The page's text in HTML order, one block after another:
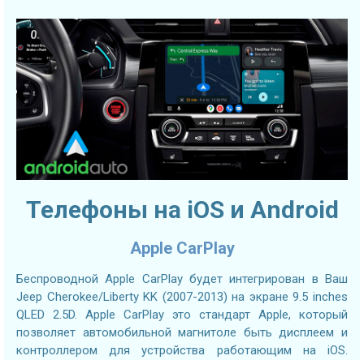
Телефоны на iOS и Android
Apple CarPlay
Беспроводной Apple CarPlay будет интегрирован в Ваш
Jeep Cherokee/Liberty KK (2007-2013) на экране 9.5 inches
QLED 2.5D. Apple CarPlay это стандарт Apple, который
позволяет автомобильной магнитоле быть дисплеем и
контроллером для устройства работающим на iOS.